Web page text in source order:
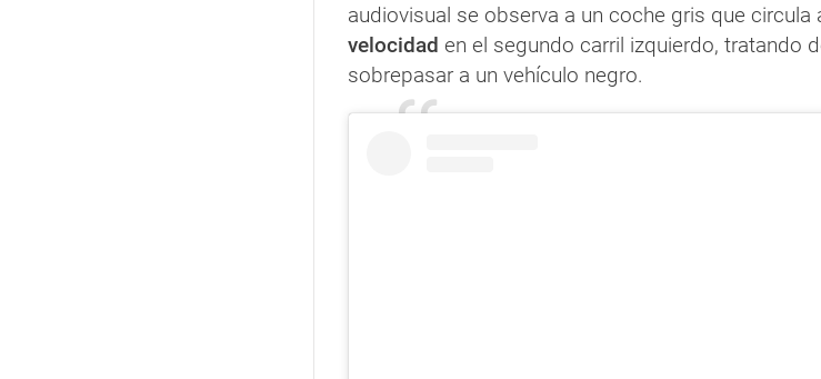
audiovisual se observa a un coche gris que circula
velocidad en el segundo carril izquierdo, tratando
sobrepasar a un vehículo negro.